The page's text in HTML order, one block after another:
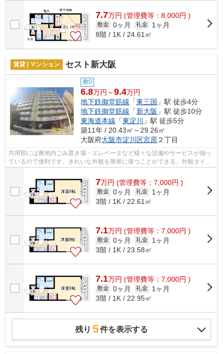
7.7万円 (管理費等：8,000円 )
敷金 0ヶ月 礼金
1ヶ月
8階 / 1K / 24.61㎡
賃貸 | マンション セスト新大阪
敷0
6.8万円～9.4万円
地下鉄御堂筋線 「東三国 」駅 徒歩4分
地下鉄御堂筋線 「新大阪 」駅 徒歩10分
東海道本線 「東淀川
」駅 徒歩5分
築11年 / 20.43㎡～29.26㎡
大阪府大阪市淀川区宮原２丁目
共用部には敷地内ごみ置き場・エレベータなど様々な設備やサービスが揃っ
ているので便利です。きれいな外観を簡単に保つことができる、外観タイル
7万円 (管理費等：7,000円 )
敷金 0ヶ月 礼金
1ヶ月
3階 / 1K / 22.61㎡
7.1万円 (管理費等：7,000円 )
敷金 0ヶ月 礼金
1ヶ月
3階 / 1K / 23.58㎡
7.1万円 (管理費等：7,000円 )
敷金 0ヶ月 礼金
1ヶ月
3階 / 1K / 22.95㎡
残り 5件を表示する